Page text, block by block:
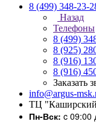
8 (499) 348-23-
Назад
Телефоны
8 (499)
8 (925)
8 (916)
8 (916)
Заказать
info@argus-
ТЦ
Пн-Вск: c 09:00